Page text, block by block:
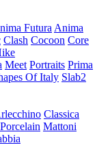
Futura Anima
Clash Cocoon Core
Meet Portraits Prima
Of Italy Slab2
Classica
Mattoni